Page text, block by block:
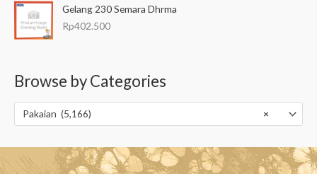
Gelang 230 Semara Dhrma
Rp402.500
Browse by Categories
×
Pakaian (5,166)